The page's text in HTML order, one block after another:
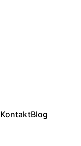
KontaktBlog